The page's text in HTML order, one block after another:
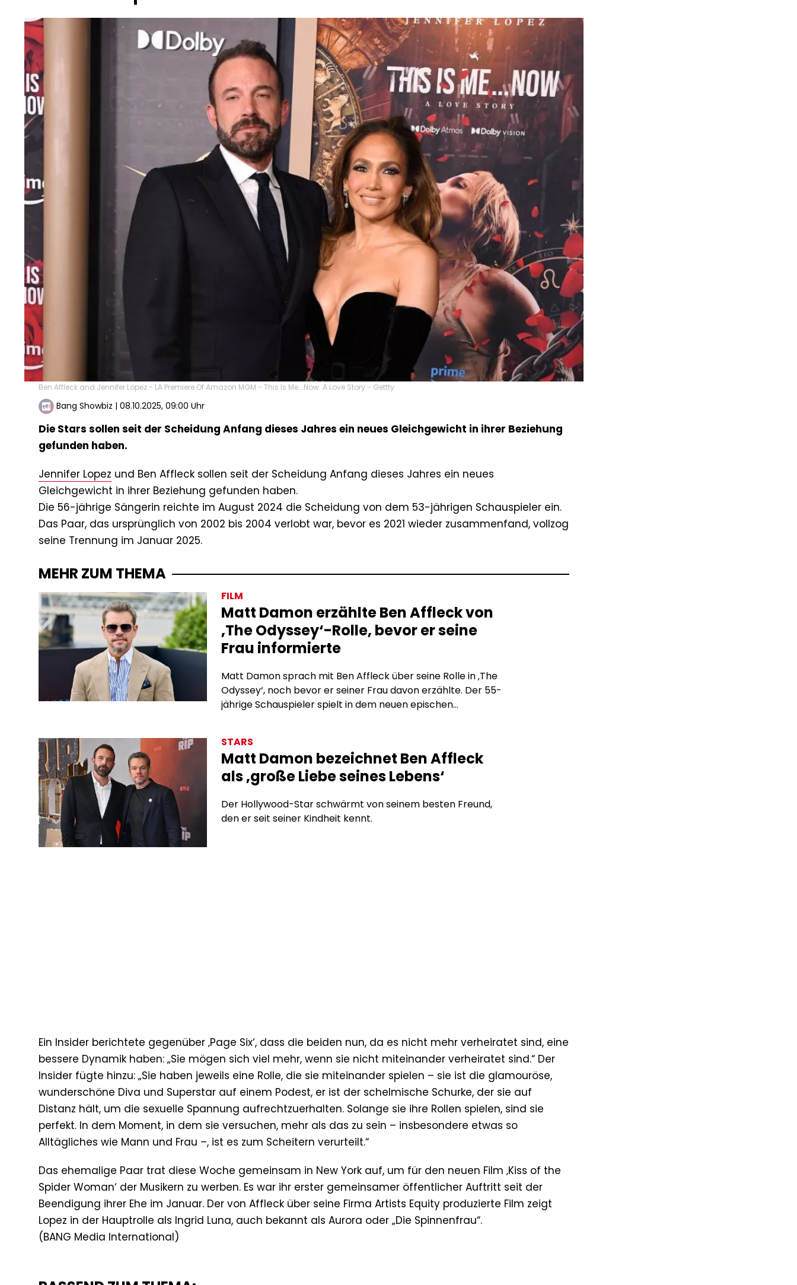
Ben Affleck and Jennifer Lopez - LA Premiere Of Amazon MGM - This Is Me...Now: A Love Story - Gettty
Bang Showbiz | 08.10.2025, 09:00 Uhr
Die Stars sollen seit der Scheidung Anfang dieses Jahres ein neues Gleichgewicht in ihrer Beziehung
gefunden haben.
Jennifer Lopez und Ben Affleck sollen seit der Scheidung Anfang dieses Jahres ein neues
Gleichgewicht in ihrer Beziehung gefunden haben.
Die 56-jährige Sängerin reichte im August 2024 die Scheidung von dem 53-jährigen Schauspieler ein.
Das Paar, das ursprünglich von 2002 bis 2004 verlobt war, bevor es 2021 wieder zusammenfand, vollzog
seine Trennung im Januar 2025.
MEHR ZUM THEMA
FILM
Matt Damon erzählte Ben Affleck von
‚The Odyssey‘-Rolle, bevor er seine
Frau informierte
Matt Damon sprach mit Ben Affleck über seine Rolle in ‚The
Odyssey‘, noch bevor er seiner Frau davon erzählte. Der 55-
jährige Schauspieler spielt in dem neuen epischen
Lupita Nyong’o, Samantha Morton, Zendaya und Charlize
Theron mit. Matt […]
STARS
Matt Damon bezeichnet Ben Affleck
als ‚große Liebe seines Lebens‘
Der Hollywood-Star schwärmt von seinem besten Freund,
den er seit seiner Kindheit kennt.
Ein Insider berichtete gegenüber ‚Page Six‘, dass die beiden nun, da es nicht mehr verheiratet sind, eine
bessere Dynamik haben: „Sie mögen sich viel mehr, wenn sie nicht miteinander verheiratet sind.“ Der
Insider fügte hinzu: „Sie haben jeweils eine Rolle, die sie miteinander spielen – sie ist die glamouröse,
wunderschöne Diva und Superstar auf einem Podest, er ist der schelmische Schurke, der sie auf
Distanz hält, um die sexuelle Spannung aufrechtzuerhalten. Solange sie ihre Rollen spielen, sind sie
perfekt. In dem Moment, in dem sie versuchen, mehr als das zu sein – insbesondere etwas so
Alltägliches wie Mann und Frau –, ist es zum Scheitern verurteilt.“
Das ehemalige Paar trat diese Woche gemeinsam in New York auf, um für den neuen Film ‚Kiss of the
Spider Woman‘ der Musikern zu werben. Es war ihr erster gemeinsamer öffentlicher Auftritt seit der
Beendigung ihrer Ehe im Januar. Der von Affleck über seine Firma Artists Equity produzierte Film zeigt
Lopez in der Hauptrolle als Ingrid Luna, auch bekannt als Aurora oder „Die Spinnenfrau“.